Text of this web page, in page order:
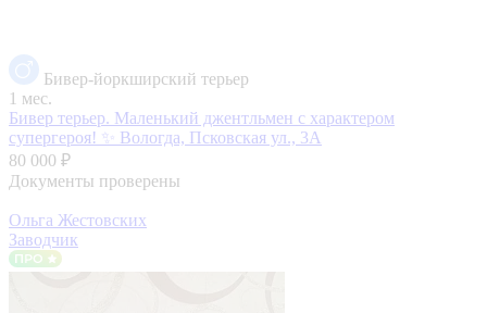
Бивер-йоркширский терьер
1 мес.
Бивер терьер. Маленький джентльмен с характером
супергероя! ✨ Вологда, Псковская ул., 3А
80 000 ₽
Документы проверены
Ольга Жестовских
Заводчик